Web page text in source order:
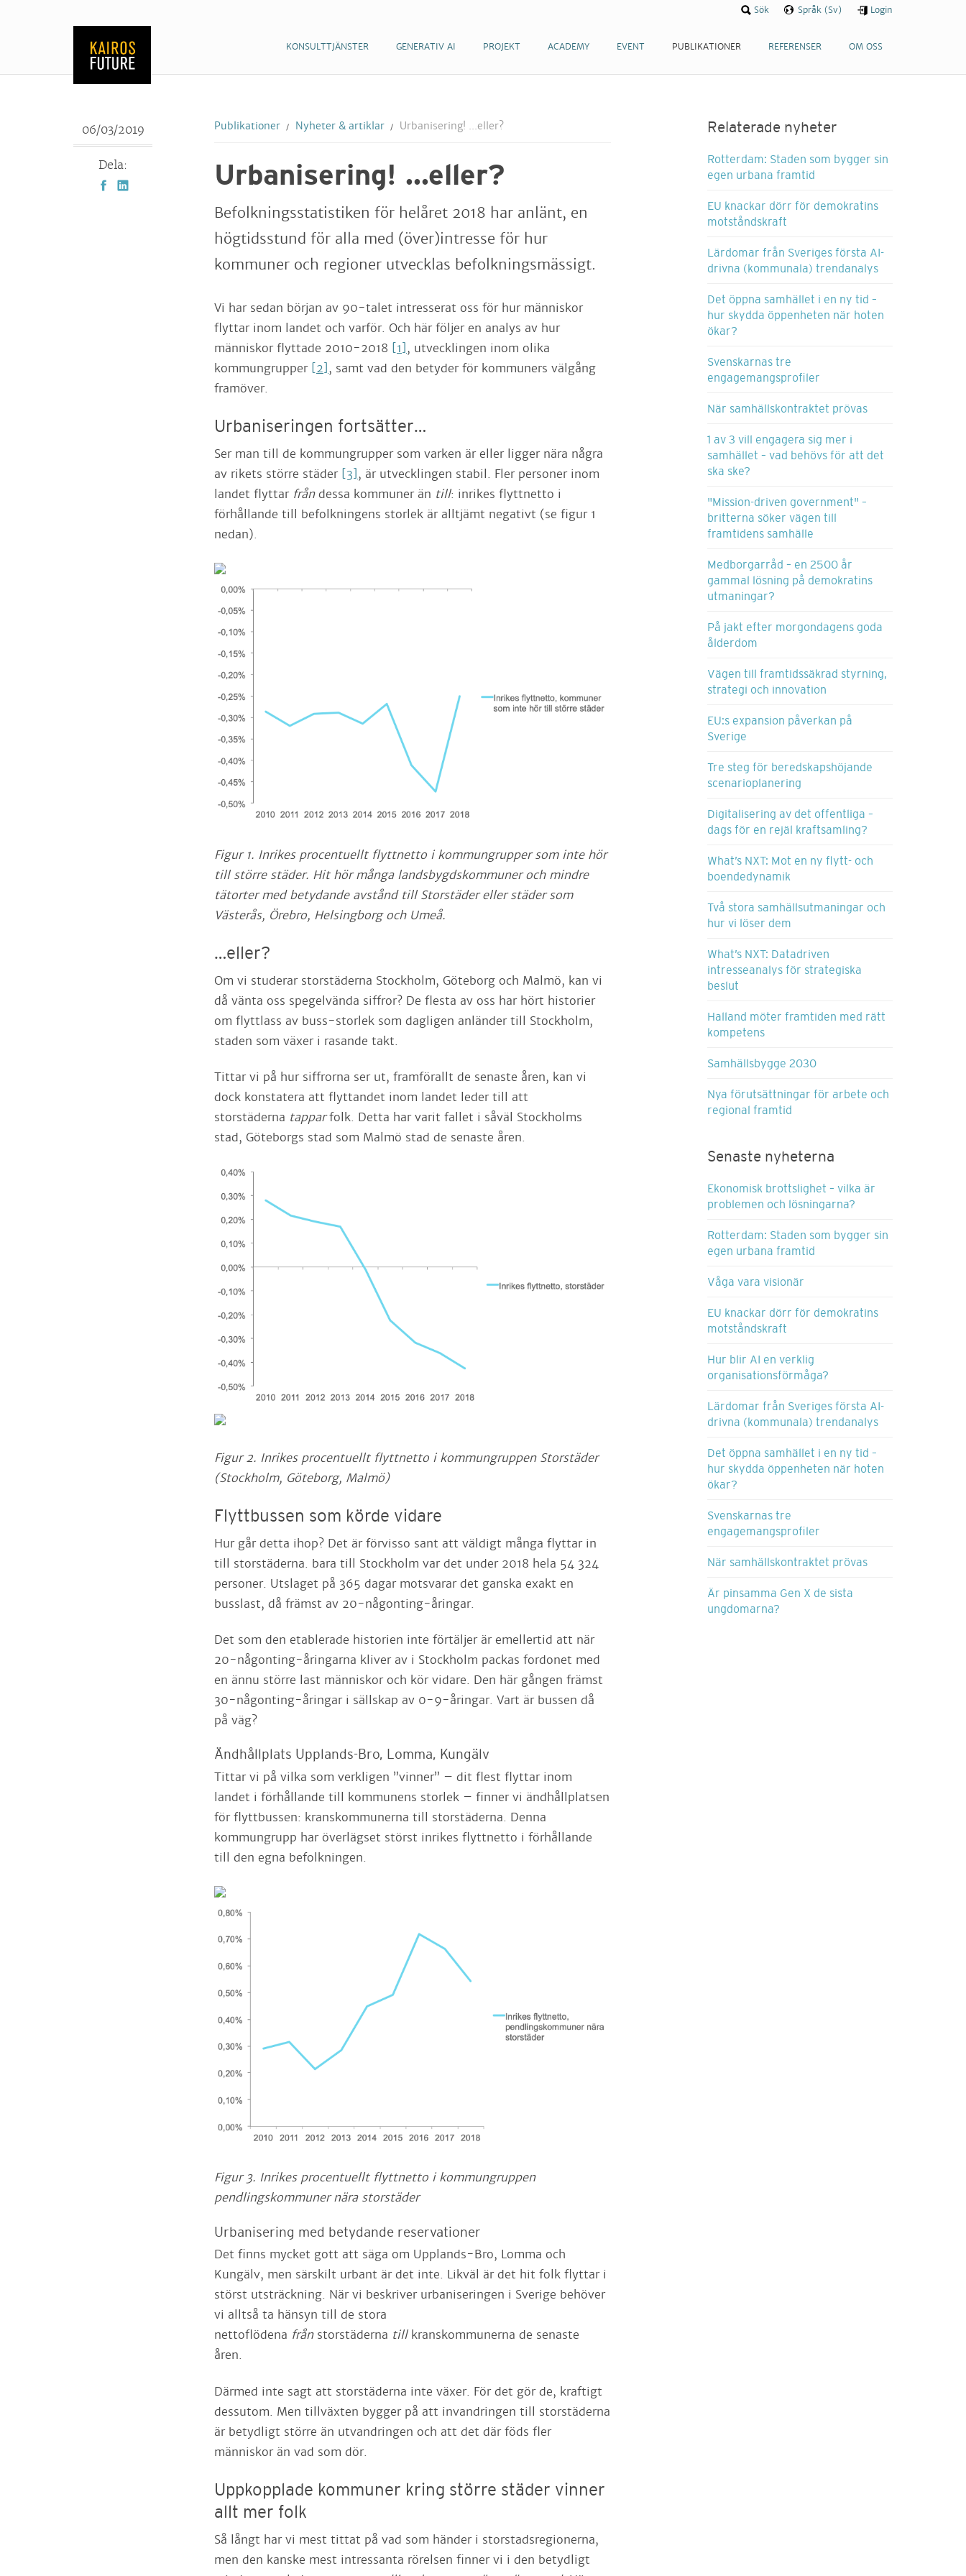
KONSULTTJÄNSTER GENERATIV AI PROJEKT ACADEMY EVENT PUBLIKATIONER REFERENSER OM OSS
Sök Språk (Sv) Login
Publikationer Nyheter & artiklar Urbanisering! ...eller?
Urbanisering! ...eller?
Befolkningsstatistiken för helåret 2018 har anlänt, en
högtidsstund för alla med (över)intresse för hur
kommuner och regioner utvecklas befolkningsmässigt.
Vi har sedan början av 90-talet intresserat oss för hur människor
flyttar inom landet och varför. Och här följer en analys av hur
människor flyttade 2010-2018
[1] , utvecklingen inom olika
kommungrupper [2] , samt vad den betyder för kommuners välgång
framöver.
Urbaniseringen fortsätter…
Ser man till de kommungrupper som varken är eller ligger nära några
av rikets större städer [3] , är utvecklingen stabil. Fler personer inom
landet flyttar fråndessa kommuner än till: inrikes flyttnetto i
förhållande till befolkningens storlek är alltjämt negativt (se figur 1
nedan).
Figur 1. Inrikes procentuellt flyttnetto i kommungrupper som inte hör
till större städer. Hit hör många landsbygdskommuner och mindre
tätorter med betydande avstånd till Storstäder eller städer som
Västerås, Örebro, Helsingborg och Umeå.
…eller?
Om vi studerar storstäderna Stockholm, Göteborg och Malmö, kan vi
då vänta oss spegelvända siffror? De flesta av oss har hört historier
om flyttlass av buss-storlek som dagligen anländer till Stockholm,
staden som växer i rasande takt.
Tittar vi på hur siffrorna ser ut, framförallt de senaste åren, kan vi
dock konstatera att flyttandet inom landet leder till att
storstäderna tapparfolk. Detta har varit fallet i såväl Stockholms
stad, Göteborgs stad som Malmö stad de senaste åren.
Figur 2. Inrikes procentuellt flyttnetto i kommungruppen Storstäder
(Stockholm, Göteborg, Malmö)
Flyttbussen som körde vidare
Hur går detta ihop? Det är förvisso sant att väldigt många flyttar in
till storstäderna. bara till Stockholm var det under 2018 hela 54 324
personer. Utslaget på 365 dagar motsvarar det ganska exakt en
busslast, då främst av 20-någonting-åringar.
Det som den etablerade historien inte förtäljer är emellertid att när
20-någonting-åringarna kliver av i Stockholm packas fordonet med
en ännu större last människor och kör vidare. Den här gången främst
30-någonting-åringar i sällskap av 0-9-åringar. Vart är bussen då
på väg?
Ändhållplats Upplands-Bro, Lomma, Kungälv
Tittar vi på vilka som verkligen ”vinner” – dit flest flyttar inom
landet i förhållande till kommunens storlek – finner vi ändhållplatsen
för flyttbussen: kranskommunerna till storstäderna. Denna
kommungrupp har överlägset störst inrikes flyttnetto i förhållande
till den egna befolkningen.
Figur 3. Inrikes procentuellt flyttnetto i kommungruppen
pendlingskommuner nära storstäder
Urbanisering med betydande reservationer
Det finns mycket gott att säga om Upplands-Bro, Lomma och
Kungälv, men särskilt urbant är det inte. Likväl är det hit folk flyttar i
störst utsträckning. När vi beskriver urbaniseringen i Sverige behöver
vi alltså ta hänsyn till de stora
nettoflödena från storstäderna till kranskommunerna de senaste
åren.
Därmed inte sagt att storstäderna inte växer. För det gör de, kraftigt
dessutom. Men tillväxten bygger på att invandringen till storstäderna
är betydligt större än utvandringen och att det där föds fler
människor än vad som dör.
Uppkopplade kommuner kring större städer vinner
allt mer folk
Så långt har vi mest tittat på vad som händer i storstadsregionerna,
men den kanske mest intressanta rörelsen finner vi i den betydligt
06/03/2019
Dela:
Relaterade nyheter
Rotterdam: Staden som bygger sin
egen urbana framtid
EU knackar dörr för demokratins
motståndskraft
Lärdomar från Sveriges första AI-
drivna (kommunala) trendanalys
Det öppna samhället i en ny tid –
hur skydda öppenheten när hoten
ökar?
Svenskarnas tre
engagemangsprofiler
När samhällskontraktet prövas
1 av 3 vill engagera sig mer i
samhället – vad behövs för att det
ska ske?
"Mission-driven government" –
britterna söker vägen till
framtidens samhälle
Medborgarråd – en 2500 år
gammal lösning på demokratins
utmaningar?
På jakt efter morgondagens goda
ålderdom
Vägen till framtidssäkrad styrning,
strategi och innovation
EU:s expansion påverkan på
Sverige
Tre steg för beredskapshöjande
scenarioplanering
Digitalisering av det offentliga –
dags för en rejäl kraftsamling?
What’s NXT: Mot en ny flytt- och
boendedynamik
Två stora samhällsutmaningar och
hur vi löser dem
What’s NXT: Datadriven
intresseanalys för strategiska
beslut
Halland möter framtiden med rätt
kompetens
Samhällsbygge 2030
Nya förutsättningar för arbete och
regional framtid
Senaste nyheterna
Ekonomisk brottslighet – vilka är
problemen och lösningarna?
Rotterdam: Staden som bygger sin
egen urbana framtid
Våga vara visionär
EU knackar dörr för demokratins
motståndskraft
Hur blir AI en verklig
organisationsförmåga?
Lärdomar från Sveriges första AI-
drivna (kommunala) trendanalys
Det öppna samhället i en ny tid –
hur skydda öppenheten när hoten
ökar?
Svenskarnas tre
engagemangsprofiler
När samhällskontraktet prövas
Är pinsamma Gen X de sista
ungdomarna?